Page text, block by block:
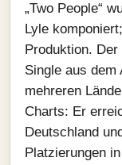
„Two People“
Lyle
Produktion.
Single aus
mehreren
Charts: Er
Deutschland
Platzierungen